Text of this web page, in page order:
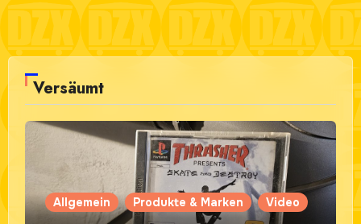
Versäumt
Allgemein Produkte & Marken Video